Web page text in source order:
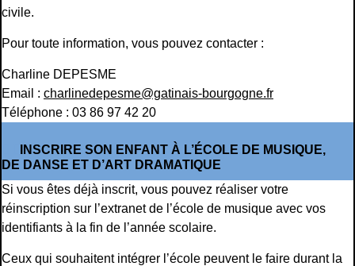
civile.
Pour toute information, vous pouvez contacter :
Charline DEPESME
Email : charlinedepesme@gatinais-bourgogne.fr
Téléphone : 03 86 97 42 20
INSCRIRE SON ENFANT À L’ÉCOLE DE MUSIQUE,
DE DANSE ET D’ART DRAMATIQUE
Si vous êtes déjà inscrit, vous pouvez réaliser votre
réinscription sur l’extranet de l’école de musique avec vos
identifiants à la fin de l’année scolaire.
Ceux qui souhaitent intégrer l’école peuvent le faire durant la